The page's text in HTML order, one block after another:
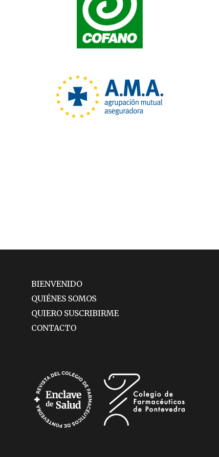
BIENVENIDO
QUIÉNES SOMOS
QUIERO SUSCRIBIRME
CONTACTO